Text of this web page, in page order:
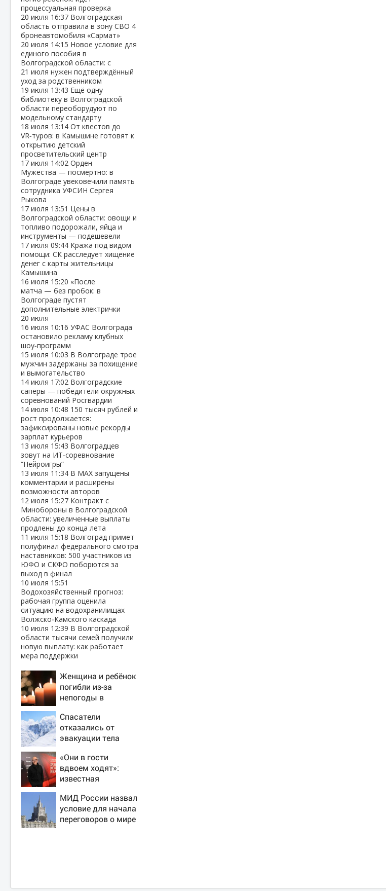
процессуальная проверка
20 июля 16:37 Волгоградская
область отправила в зону СВО 4
бронеавтомобиля «Сармат»
20 июля 14:15 Новое условие для
единого пособия в
Волгоградской области: с
21 июля нужен подтверждённый
уход за родственником
19 июля 13:43 Ещё одну
библиотеку в Волгоградской
области переоборудуют по
модельному стандарту
18 июля 13:14 От квестов до
VR‑туров: в Камышине готовят к
открытию детский
просветительский центр
17 июля 14:02 Орден
Мужества — посмертно: в
Волгограде увековечили память
сотрудника УФСИН Сергея
Рыкова
17 июля 13:51 Цены в
Волгоградской области: овощи и
топливо подорожали, яйца и
инструменты — подешевели
17 июля 09:44 Кража под видом
помощи: СК расследует хищение
денег с карты жительницы
Камышина
16 июля 15:20 «После
матча — без пробок: в
Волгограде пустят
дополнительные электрички
20 июля
16 июля 10:16 УФАС Волгограда
остановило рекламу клубных
шоу‑программ
15 июля 10:03 В Волгограде трое
мужчин задержаны за похищение
и вымогательство
14 июля 17:02 Волгоградские
сапёры — победители окружных
соревнований Росгвардии
14 июля 10:48 150 тысяч рублей и
рост продолжается:
зафиксированы новые рекорды
зарплат курьеров
13 июля 15:43 Волгоградцев
зовут на ИТ‑соревнование
“Нейроигры”
13 июля 11:34 В МАХ запущены
комментарии и расширены
возможности авторов
12 июля 15:27 Контракт с
Минобороны в Волгоградской
области: увеличенные выплаты
продлены до конца лета
11 июля 15:18 Волгоград примет
полуфинал федерального смотра
наставников: 500 участников из
ЮФО и СКФО поборются за
выход в финал
10 июля 15:51
Водохозяйственный прогноз:
рабочая группа оценила
ситуацию на водохранилищах
Волжско‑Камского каскада
10 июля 12:39 В Волгоградской
области тысячи семей получили
новую выплату: как работает
мера поддержки
Женщина и ребёнок
погибли из-за
непогоды в
Спасатели
отказались от
эвакуации тела
Наговицыной с
семитысячника
«Они в гости
вдвоем ходят»:
известная
подтвердила роман
Бондарчука и
Исаковой
МИД России назвал
условие для начала
переговоров о мире